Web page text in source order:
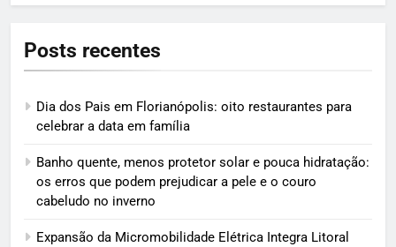
Posts recentes
Dia dos Pais em Florianópolis: oito restaurantes para
celebrar a data em família
Banho quente, menos protetor solar e pouca hidratação:
os erros que podem prejudicar a pele e o couro
cabeludo no inverno
Expansão da Micromobilidade Elétrica Integra Litoral